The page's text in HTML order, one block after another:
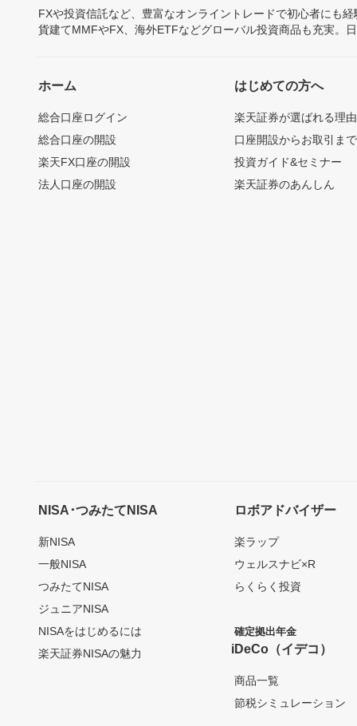
FXや投資信託など、豊富なオンライントレードで初心者にも
貨建てMMFやFX、海外ETFなどグローバル投資商品も充実。
ホーム
総合口座ログイン
総合口座の開設
楽天FX口座の開設
法人口座の開設
はじめての方へ
楽天証券が選ばれる理由
口座開設からお取引ま
投資ガイド&セミナー
楽天証券のあんしん
NISA･つみたてNISA
新NISA
一般NISA
つみたてNISA
ジュニアNISA
NISAをはじめるには
楽天証券NISAの魅力
ロボアドバイザー
楽ラップ
ウェルスナビ×R
らくらく投資
確定拠出年金
iDeCo（イデコ）
商品一覧
節税シミュレーション